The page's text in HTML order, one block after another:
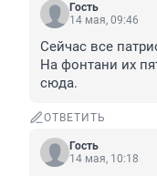
Гость
14 мая, 09:46
Сейчас все
На фонтани их
сюда.
ОТВЕТИТЬ
Гость
14 мая, 10:18